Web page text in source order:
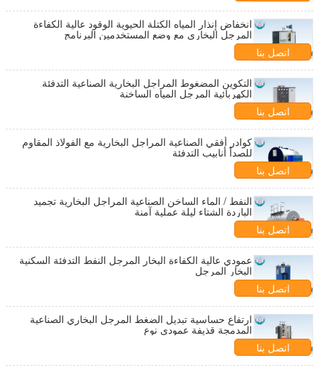
انخفاض إنذار المياه الكتلة الحيوية الوقود عالية الكفاءة
المرجل البخاري مع وضع المستخدمين البرنامج
اتصل بنا
التكوين المضغوط المراجل البخارية الصناعية التدفئة
الكهربائية المرجل المياه الساخنة
اتصل بنا
كوادر أفقي الصناعية المراجل البخارية مع الفولاذ المقاوم
للصدأ أنابيب التدفئة
اتصل بنا
النفط / الماء الساخن الصناعية المراجل البخارية تجميد
الباردة الشتاء ليلة عملية آمنة
اتصل بنا
عمودي عالية الكفاءة البخار المرجل النفط التدفئة السكنية
البخار المرجل
اتصل بنا
ارتفاع حساسية تبديل الضغط المرجل البخاري الصناعية
المدمجة قذيفة عمودي نوع
اتصل بنا